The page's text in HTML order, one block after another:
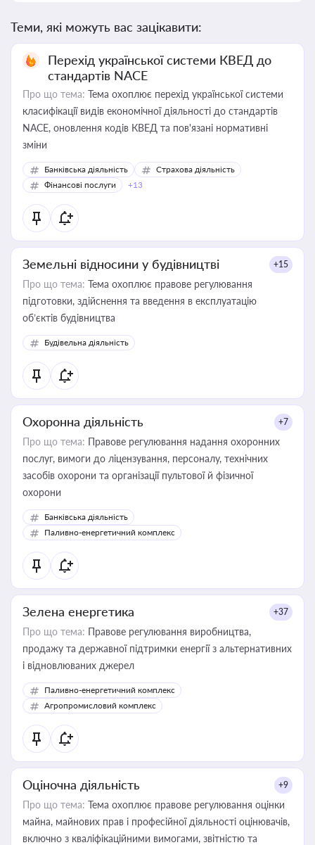
Теми, які можуть вас зацікавити:
Перехід української системи КВЕД до
стандартів NACE
Про що тема: Тема охоплює перехід української системи
класифікації видів економічної діяльності до стандартів
NACE, оновлення кодів КВЕД та пов'язані нормативні
зміни
Банківська діяльність
Страхова діяльність
Фінансові послуги
+13
Земельні відносини у будівництві +15
Про що тема: Тема охоплює правове регулювання
підготовки, здійснення та введення в експлуатацію
об’єктів будівництва
Будівельна діяльність
Охоронна діяльність +7
Про що тема: Правове регулювання надання охоронних
послуг, вимоги до ліцензування, персоналу, технічних
засобів охорони та організації пультової й фізичної
охорони
Банківська діяльність
Паливно-енергетичний комплекс
Зелена енергетика +37
Про що тема: Правове регулювання виробництва,
продажу та державної підтримки енергії з альтернативних
і відновлюваних джерел
Паливно-енергетичний комплекс
Агропромисловий комплекс
Оціночна діяльність +9
Про що тема: Тема охоплює правове регулювання оцінки
майна, майнових прав і професійної діяльності оцінювачів,
включно з кваліфікаційними вимогами, звітністю та